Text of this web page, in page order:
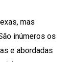
mas
inúmeros os
e abordadas